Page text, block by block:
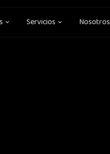
Open Soluciones
Servicios Open Servicios
Nosotros